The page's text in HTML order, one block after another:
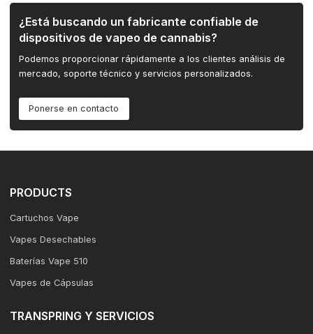
¿Está buscando un fabricante confiable de
dispositivos de vapeo de cannabis?
Podemos proporcionar rápidamente a los clientes análisis de
mercado, soporte técnico y servicios personalizados.
Ponerse en contacto
PRODUCTS
Cartuchos Vape
Vapes Desechables
Baterías Vape 510
Vapes de Cápsulas
TRANSPRING Y SERVICIOS